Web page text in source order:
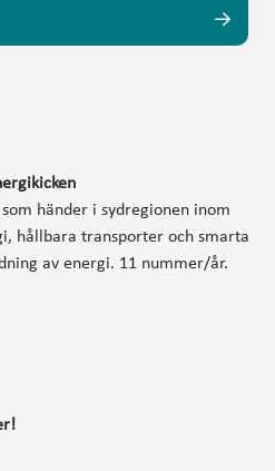
händer i sydregionen inom
hållbara transporter och smarta
av energi. 11 nummer/år.